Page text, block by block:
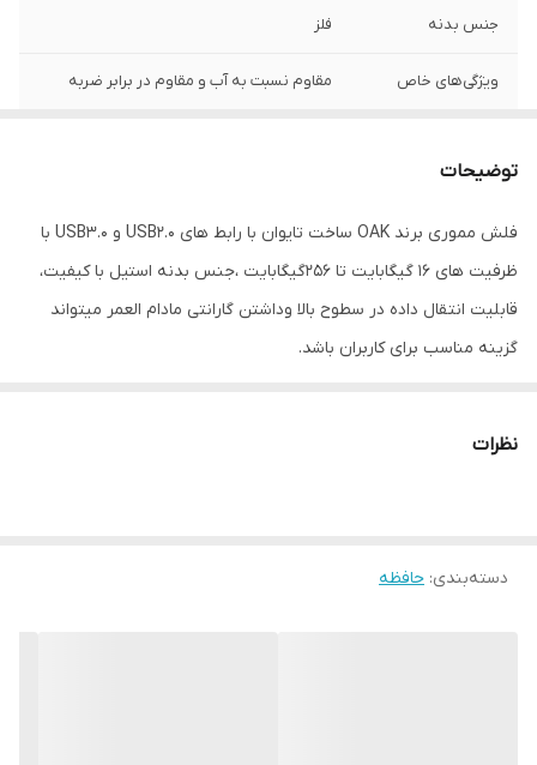
جنس بدنه فلز
ویژگی‌های خاص مقاوم نسبت به آب و مقاوم در برابر ضربه
توضیحات
فلش مموری برند OAK ساخت تایوان با رابط های USB2.0 و USB3.0 با
ظرفیت های 16 گیگابایت تا 256گیگابایت ،جنس بدنه استیل با کیفیت،
قابلیت انتقال داده در سطوح بالا وداشتن گارانتی مادام العمر میتواند
گزینه مناسب برای کاربران باشد.
نظرات
دسته‌بندی: حافظه